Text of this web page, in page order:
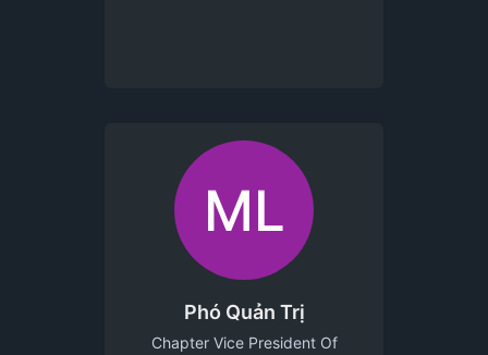
ML
Phó Quản Trị
Chapter Vice President Of